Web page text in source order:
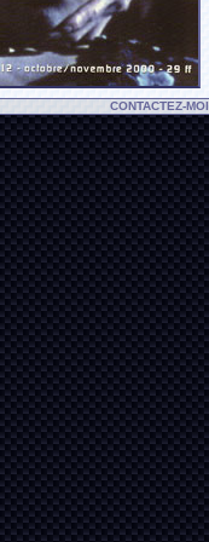
CONTACTEZ-MOI